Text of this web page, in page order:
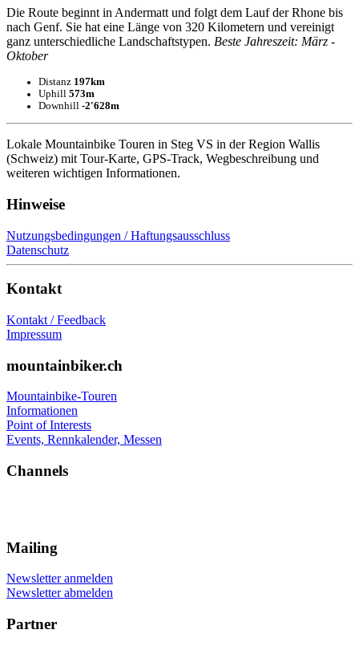
Die Route beginnt in Andermatt und folgt dem Lauf der Rhone bis
nach Genf. Sie hat eine Länge von 320 Kilometern und vereinigt
ganz unterschiedliche Landschaftstypen. Beste Jahreszeit: März -
Oktober
Distanz 197km
Uphill 573m
Downhill -2'628m
Lokale Mountainbike Touren in Steg VS in der Region Wallis
(Schweiz) mit Tour-Karte, GPS-Track, Wegbeschreibung und
weiteren wichtigen Informationen.
Hinweise
Nutzungsbedingungen / Haftungsausschluss
Datenschutz
Kontakt
Kontakt / Feedback
Impressum
mountainbiker.ch
Mountainbike-Touren
Informationen
Point of Interests
Events, Rennkalender, Messen
Channels
Mailing
Newsletter anmelden
Newsletter abmelden
Partner